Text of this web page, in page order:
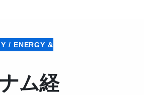
/ ENERGY &
ム経